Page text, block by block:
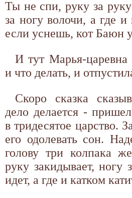
Ты не спи, руку за
за ногу волочи, а где и
если уснешь, кот Баюн
И тут Марья-царевна
и что делать, и
Скоро сказка
дело делается -
в тридесятое царство.
его одолевать сон.
голову три колпака
руку закидывает, ногу
идет, а где и катком